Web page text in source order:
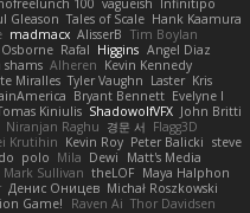
100 vagueish Infinitipo
Gleason Tales of Scale Hank Kaamura
madmacx AlisserB Tim Boylan
Rafal Higgins Angel Diaz
shams Alheren Kevin Kennedy
Miralles Tyler Vaughn Laster Kris
Bryant Bennett Evelyne I
Kiniulis ShadowolfVFX John Britti
Niranjan Raghu 경문 서 Flagg3D
Krutihin Kevin Roy Peter Balicki steve
polo Mila Dewi
Matt's Media
Mark Sullivan theLOF Maya Halphon
Денис Оницев Michał Roszkowski
Game!
Raven Ai Thor Davidsen